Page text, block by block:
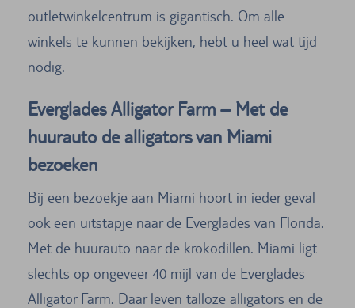
outletwinkelcentrum is gigantisch. Om alle
winkels te kunnen bekijken, hebt u heel wat tijd
nodig.
Everglades Alligator Farm – Met de
huurauto de alligators van Miami
bezoeken
Bij een bezoekje aan Miami hoort in ieder geval
ook een uitstapje naar de Everglades van Florida.
Met de huurauto naar de krokodillen. Miami ligt
slechts op ongeveer 40 mijl van de Everglades
Alligator Farm. Daar leven talloze alligators en de